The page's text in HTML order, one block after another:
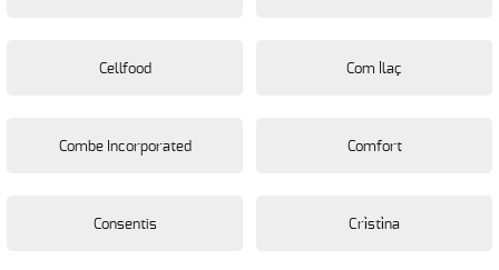
Cellfood Com İlaç
Combe Incorporated Comfort
Consentis Cri̇sti̇na